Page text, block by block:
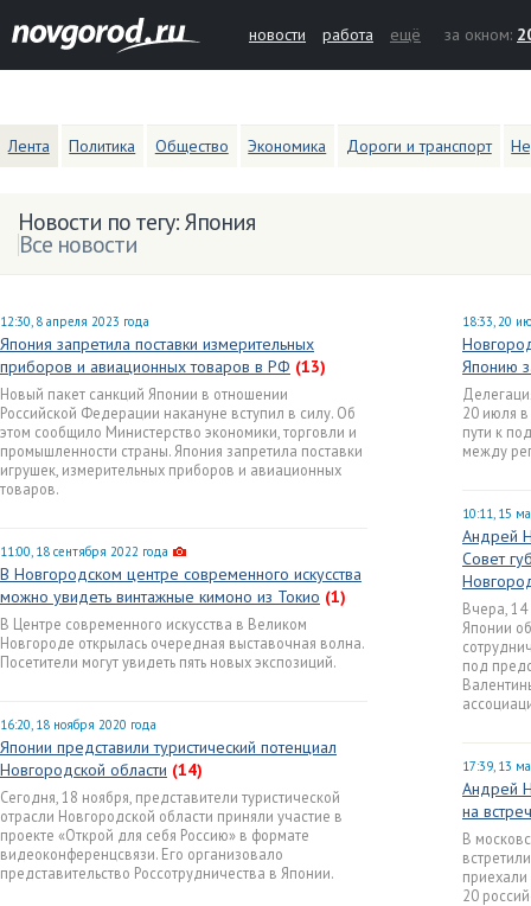
новости работа ещё за окном:
Лента Политика Общество Экономика Дороги и транспорт
Новости по тегу: Япония
Все новости
12:30, 8 апреля 2023 года
Япония запретила поставки измерительных
приборов и авиационных товаров в РФ (13)
Новый пакет санкций Японии в отношении
Российской Федерации накануне вступил в силу. Об
этом сообщило Министерство экономики, торговли и
промышленности страны. Япония запретила поставки
игрушек, измерительных приборов и авиационных
товаров.
11:00, 18 сентября 2022 года
В Новгородском центре современного искусства
можно увидеть винтажные кимоно из Токио (1)
В Центре современного искусства в Великом
Новгороде открылась очередная выставочная волна.
Посетители могут увидеть пять новых экспозиций.
16:20, 18 ноября 2020 года
Японии представили туристический потенциал
Новгородской области (14)
Сегодня, 18 ноября, представители туристической
отрасли Новгородской области приняли участие в
проекте «Открой для себя Россию» в формате
видеоконференцсвязи. Его организовало
представительство Россотрудничества в Японии.
18:33, 20
Японию
20 июля
пути к
между
10:11, 15
Андрей
Совет
Вчера, 14
Японии
под
17:39, 13
Андрей
на
В
приехали
20